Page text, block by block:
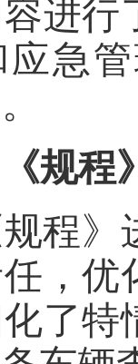
进行
应急
《规
程》
，优
了特